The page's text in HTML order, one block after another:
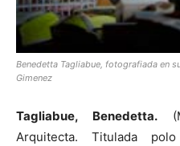
Benedetta Tagliabue, fotografiada en
Gimenez
Tagliabue, Benedetta.
Arquitecta. Titulada